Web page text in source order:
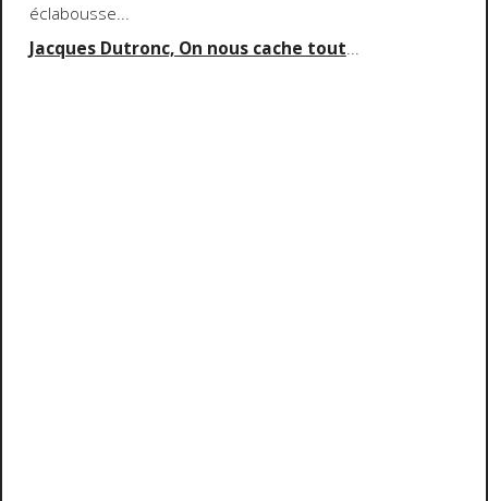
éclabousse...
Jacques Dutronc, On nous cache tout...